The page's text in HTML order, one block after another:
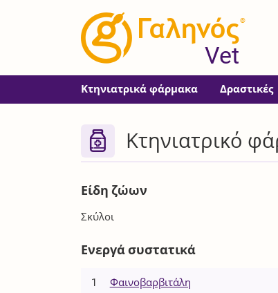
®
Vet
Κτηνιατρικά φάρμακα Δραστικές
Κτηνιατρικό
Είδη ζώων
Σκύλοι
Ενεργά συστατικά
1 Φαινοβαρβιτάλη